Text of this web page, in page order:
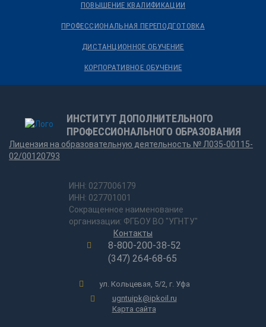
ПОВЫШЕНИЕ КВАЛИФИКАЦИИ
ПРОФЕССИОНАЛЬНАЯ ПЕРЕПОДГОТОВКА
ДИСТАНЦИОННОЕ ОБУЧЕНИЕ
КОРПОРАТИВНОЕ ОБУЧЕНИЕ
ИНСТИТУТ ДОПОЛНИТЕЛЬНОГО
ПРОФЕССИОНАЛЬНОГО ОБРАЗОВАНИЯ
Лицензия на образовательную деятельность № Л035-00115-
02/00120793
ИНН: 0277006179
ИНН: 027701001
Сокращенное наименование
организации: ФГБОУ ВО "УГНТУ"
Контакты
8-800-200-38-52
(347) 264-68-65
ул. Кольцевая, 5/2, г. Уфа
ugntuipk@ipkoil.ru
Карта сайта